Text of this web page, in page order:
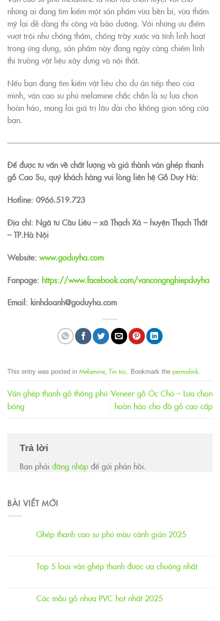
những ai đang tìm kiếm một sản phẩm vừa bền bỉ, vừa thẩm
mỹ lại dễ dàng thi công và bảo dưỡng. Với những ưu điểm
vượt trội như chống thấm, chống trầy xước và tính linh hoạt
trong ứng dụng, sản phẩm này đang ngày càng chiếm lĩnh
thị trường vật liệu xây dựng và nội thất.
Nếu bạn đang tìm kiếm vật liệu cho dự án tiếp theo của
mình, ván cao su phủ melamine chắc chắn là sự lựa chọn
hoàn hảo, mang lại giá trị lâu dài cho không gian sống của
bạn.
Để được tư vấn về chất lượng và giá thành ván ghép thanh
gỗ Cao Su, quý khách hàng vui lòng liên hệ Gỗ Duy Hà:
Hotline: 0966.519.723
Địa chỉ: Ngã tư Cầu Liêu – xã Thạch Xá – huyện Thạch Thất
– TP.Hà Nội
Website:www.goduyha.com
Fanpage: https://www.facebook.com/vancongnghiepduyha
Email: kinhdoanh@goduyha.com
This entry was posted in Melamine Tin tức . Bookmark the permalink
Ván ghép thanh gỗ thông phủ
bóng
Veneer gỗ Óc Chó – Lựa chọn
hoàn hảo cho đồ gỗ cao cấp
Trả lời
Bạn phải đăng nhập để gửi phản hồi.
BÀI VIẾT MỚI
Ghép thanh cao su phủ màu cánh gián 2025
Top 5 loại ván ghép thanh được ưa chuộng nhất
Các mẫu gỗ nhựa PVC hot nhất 2025